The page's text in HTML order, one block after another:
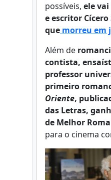
possíveis, ele
e escritor
que morreu em
Além de
contista,
professor
primeiro
Oriente,
das Letras,
de Melhor
para o cinema